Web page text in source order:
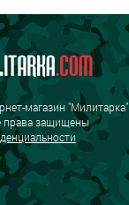
магазин "Милитарка"
права защищены